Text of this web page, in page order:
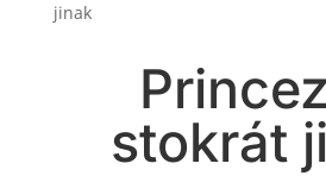
jinak
stokrát